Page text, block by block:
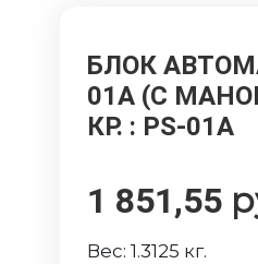
БЛОК
01A (С
КР. : PS-01A
1 851,55
Вес:1.3125 кг.